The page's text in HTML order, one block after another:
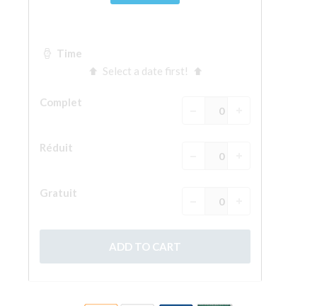
Réserver
FRANÇAIS